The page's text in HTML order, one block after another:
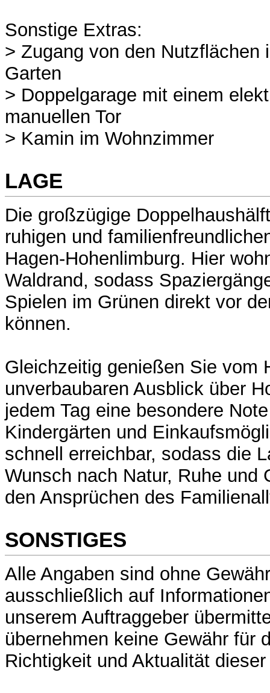
Sonstige Extras:
> Zugang von den Nutzflächen
Garten
> Doppelgarage mit einem
manuellen Tor
> Kamin im Wohnzimmer
LAGE
Die großzügige
ruhigen und
Hagen-Hohenlimburg. Hier
Waldrand, sodass
Spielen im Grünen direkt vor
können.
Gleichzeitig genießen Sie vom
unverbaubaren Ausblick über
jedem Tag eine besondere
Kindergärten und
schnell erreichbar, sodass die
Wunsch nach Natur, Ruhe und
den Ansprüchen des
SONSTIGES
Alle Angaben sind ohne
ausschließlich auf
unserem Auftraggeber
übernehmen keine Gewähr für
Richtigkeit und Aktualität